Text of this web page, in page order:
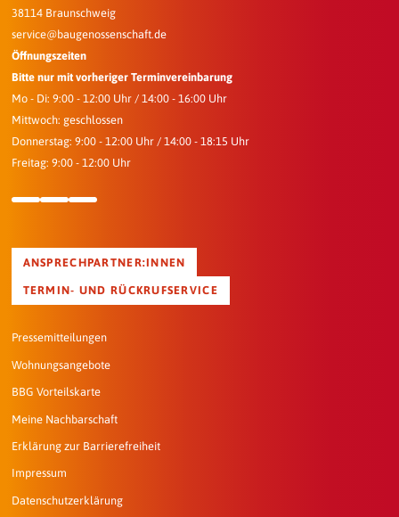
38114 Braunschweig
service@baugenossenschaft.de
Öffnungszeiten
Bitte nur mit vorheriger Terminvereinbarung
Mo - Di: 9:00 - 12:00 Uhr / 14:00 - 16:00 Uhr
Mittwoch: geschlossen
Donnerstag: 9:00 - 12:00 Uhr / 14:00 - 18:15 Uhr
Freitag: 9:00 - 12:00 Uhr
ANSPRECHPARTNER:INNEN
TERMIN- UND RÜCKRUFSERVICE
Pressemitteilungen
Wohnungsangebote
BBG Vorteilskarte
Meine Nachbarschaft
Erklärung zur Barrierefreiheit
Impressum
Datenschutzerklärung